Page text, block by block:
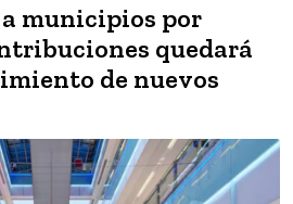
municipios por
quedará
de nuevos